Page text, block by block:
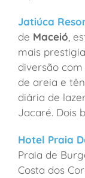
Jatiúca
de Maceió ,
mais
diversão
de areia e
diária de
Jacaré. Dois
Hotel Praia
Praia de
Costa dos